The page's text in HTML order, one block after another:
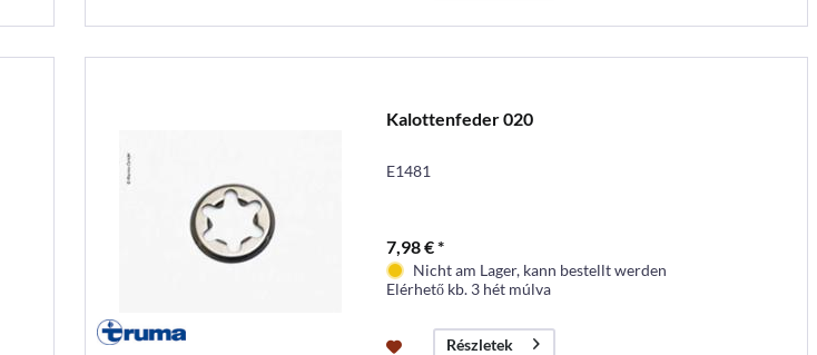
Kalottenfeder 020
E1481
7,98 € *
Nicht am Lager, kann bestellt werden
Elérhető kb. 3 hét múlva
Részletek